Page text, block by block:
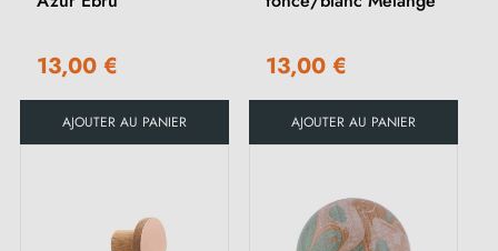
13,00 €
AJOUTER AU PANIER
13,00 €
AJOUTER AU PANIER